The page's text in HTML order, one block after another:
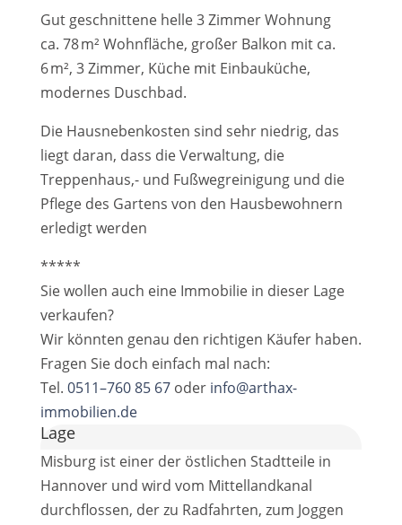
Gut geschnittene helle 3 Zimmer Wohnung
ca. 78 m² Wohnfläche, großer Balkon mit ca.
6 m², 3 Zimmer, Küche mit Einbauküche,
modernes Duschbad.
Die Hausnebenkosten sind sehr niedrig, das
liegt daran, dass die Verwaltung, die
Treppenhaus,- und Fußwegreinigung und die
Pflege des Gartens von den Hausbewohnern
erledigt werden
*****
Sie wollen auch eine Immobilie in dieser Lage
verkaufen?
Wir könnten genau den richtigen Käufer haben.
Fragen Sie doch einfach mal nach:
Tel. 0511–760 85 67oder info@arthax-
immobilien.de
Lage
Misburg ist einer der östlichen Stadtteile in
Hannover und wird vom Mittellandkanal
durchflossen, der zu Radfahrten, zum Joggen